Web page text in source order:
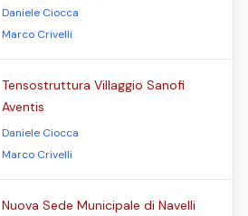
Daniele Ciocca
Marco Crivelli
Tensostruttura Villaggio Sanofi
Aventis
Daniele Ciocca
Marco Crivelli
Nuova Sede Municipale di Navelli